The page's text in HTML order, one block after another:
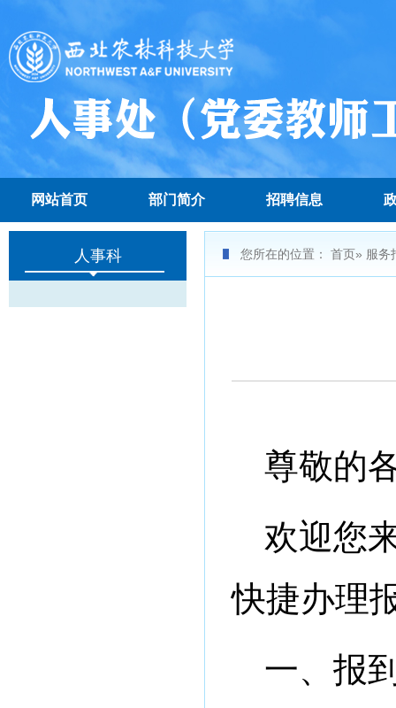
网站首页 部门简介 招聘信息
人事科 您所在的位置： 首页» 服务
尊敬的
欢迎您
快捷办理
一、报